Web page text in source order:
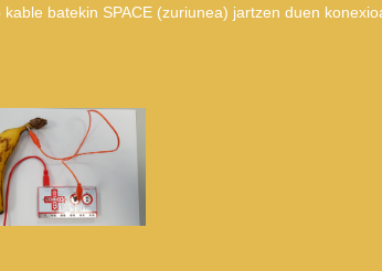
kable batekin SPACE (zuriunea) jartzen duen